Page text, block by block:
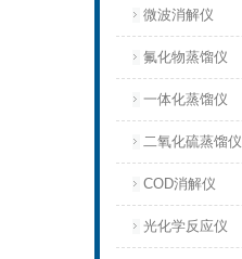
微波消解仪
氟化物蒸馏仪
一体化蒸馏仪
二氧化硫蒸馏仪
COD消解仪
光化学反应仪